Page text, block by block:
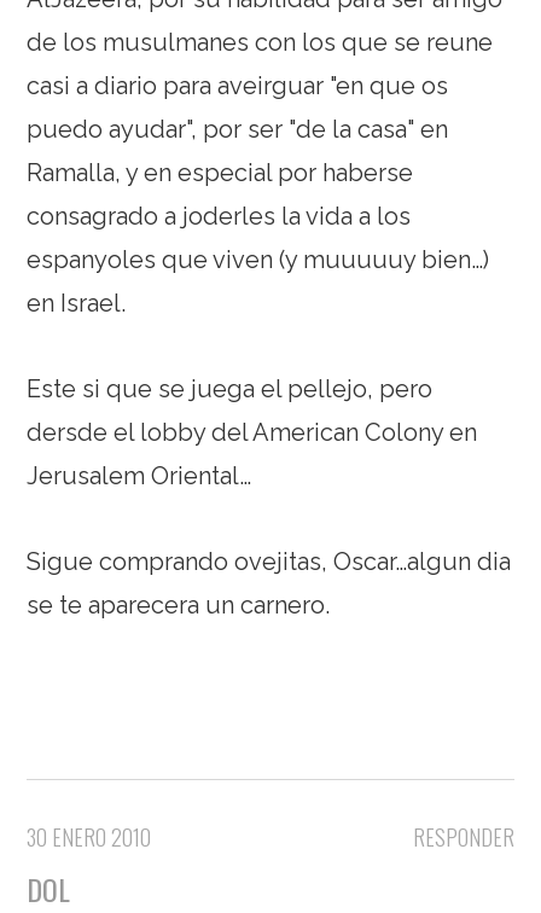
de los musulmanes con los que se reune
casi a diario para aveirguar "en que os
puedo ayudar", por ser "de la casa" en
Ramalla, y en especial por haberse
consagrado a joderles la vida a los
espanyoles que viven (y muuuuuy bien…)
en Israel.
Este si que se juega el pellejo, pero
dersde el lobby del American Colony en
Jerusalem Oriental…
Sigue comprando ovejitas, Oscar…algun dia
se te aparecera un carnero.
RESPONDER
30 ENERO 2010
DOL